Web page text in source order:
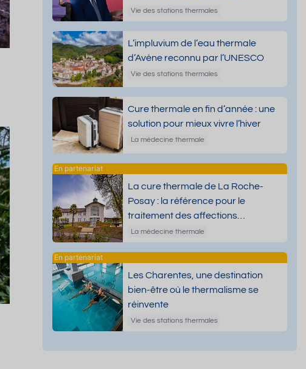
Vie des stations thermales
L’impluvium de l’eau thermale
d’Avène reconnu par l’UNESCO
Vie des stations thermales
Cure thermale en fin d’année : une
solution pour mieux vivre l’hiver
La médecine thermale
La cure thermale de La Roche-
Posay : la référence pour le
traitement des affections
dermatologiques
La médecine thermale
Les Charentes, une destination
bien-être où le thermalisme se
réinvente
Vie des stations thermales